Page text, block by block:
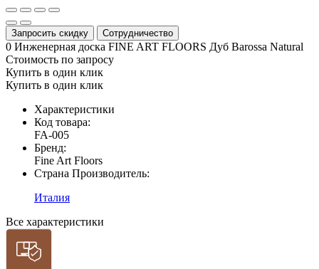
Запросить скидку Сотрудничество
0 Инженерная доска FINE ART FLOORS Дуб Barossa Natural
Стоимость по запросу
Купить в один клик
Купить в один клик
Характеристики
Код товара:
FA-005
Бренд:
Fine Art Floors
Страна Производитель:
Италия
Все характеристики